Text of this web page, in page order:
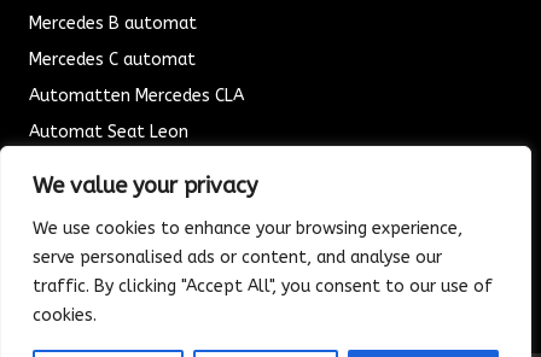
We value your privacy
We use cookies to enhance your browsing experience,
serve personalised ads or content, and analyse our
traffic. By clicking "Accept All", you consent to our use of
cookies.
Mercedes B automat
Mercedes C automat
Automatten Mercedes CLA
Automat Seat Leon
ALGEMENE VOORWAARDEN
Retouren & Ruilen